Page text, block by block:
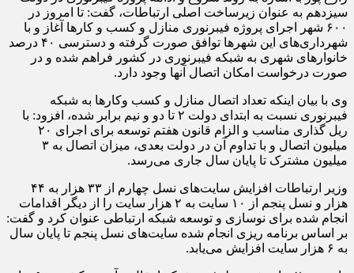
سیزدهم به عنوان زیرساخت اصلی ارتباطات، گفت: تا امروز در
۶۰۰ شهر اجرای پروژه فیبرنوری منازل و کسب و کارها آغاز و با
شهرداری‌های این شهرها توافق صورت گرفته و دسترسی ۴۰ درصد
خانوارهای شهری به شبکه فیبرنوری در کشور فراهم شده و در
صورت درخواست امکان اتصال آنها وجود دارد.
وی با بیان اینکه تعداد اتصال منازل و کسب وکارها به شبکه
فیبرنوری نسبت به ابتدای دولت ۲ تا دو و نیم برابر شده، افزود: با
ریل گذاری مناسب و الزام قانون هفتم توسعه برای اجرای ۲۰
میلیون اتصال و با تداوم آن در دولت بعدی، میزان اتصال به ۳
میلیون مشترک تا پایان سال جاری می‌رسد.
وزیر ارتباطات افزایش سایت‌های نسل چهارم از ۳۳ هزار به ۴۴
هزار و نسل پنجم از ۱۰ سایت به ۲ هزار سایت را از دیگر اقدامات
انجام شده برای نوسازی و توسعه شبکه ارتباطی عنوان کرد و گفت:
بر اساس برنامه ریزی انجام شده سایت‌های نسل پنجم تا پایان سال
به ۶ هزار سایت افزایش می‌یابد.